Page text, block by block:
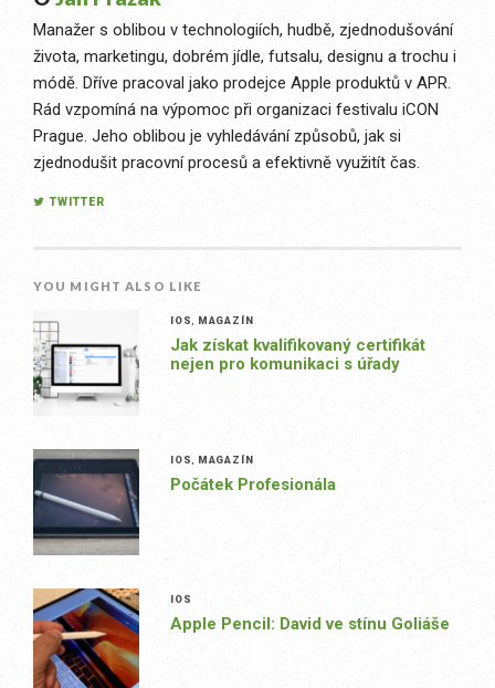
Manažer s oblibou v technologiích, hudbě, zjednodušování
života, marketingu, dobrém jídle, futsalu, designu a trochu i
módě. Dříve pracoval jako prodejce Apple produktů v APR.
Rád vzpomíná na výpomoc při organizaci festivalu iCON
Prague. Jeho oblibou je vyhledávání způsobů, jak si
zjednodušit pracovní procesů a efektivně využitít čas.
TWITTER
YOU MIGHT ALSO LIKE
IOS MAGAZÍN
Jak získat kvalifikovaný certifikát
nejen pro komunikaci s úřady
IOS MAGAZÍN
Počátek Profesionála
IOS
Apple Pencil: David ve stínu Goliáše